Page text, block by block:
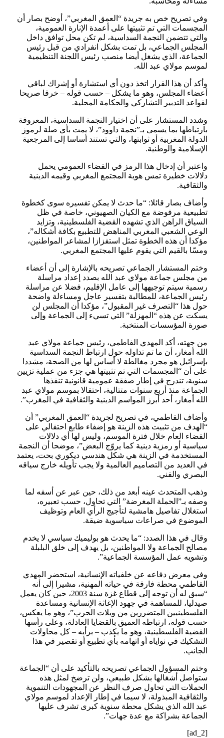
وفي تصريح خص به جريدة “العمق المغربي”، أوضح بصار أن
المجسمات التي تم تثبيتها على أعمدة الإنارة العمومية،
والتي تتضمن النجمة السداسية، لم تكن محل توافق داخل
المجلس الجماعي، بل تمت بشكل انفرادي من قبل رئيس
الجماعة، الذي يشغل أيضا منصب رئيس اللجنة التنظيمية
لموسم مولاي عبد الله.
وأكد أن هذا القرار اتخذ دون أي استشارة أو إشراك لباقي
أعضاء المجلس، وهو ما يشكل – حسب قوله – خرقا صريحا
لقواعد التدبير التشاركي والحكامة المحلية.
وشدد المستشار على أن اختيار النجمة السداسية، المعروفة
بارتباطها بما يسمى بـ”نجمة داوود”، لا يمت بأي صلة لرموز
الدولة المغربية أو ثوابتها، والتي تستند أساسا إلى المرجعية
الإسلامية والوطنية.
واعتبر أن إدخال هذا الرمز في الفضاء العمومي يحمل
دلالات خطيرة تمس هوية المجتمع المغربي وقيمه الدينية
والثقافية.
وأضاف بصار قائلا: “ما حدث لا يمكن تفسيره سوى كخطوة
تطبيعية مرفوضة مع الكيان الصهيوني، خاصة في ظل
السياق الراهن الذي تشهده القضية الفلسطينية، وتزايد
الوعي الشعبي المغربي المناهض للتطبيع بكافة أشكاله”،
مؤكدا أن هذه الخطوة تمثل استفزازا لمشاعر المواطنين،
ومسّا بالقيم التي يقوم عليها المجتمع المغربي.
وختم المستشار الجماعي تصريحه بالإشارة إلى أن أعضاء
من مجلس جماعة مولاي عبد الله بصدد إعداد مراسلة
رسمية سيتم توجيهها إلى عامل الإقليم، فضلا عن مراسلة
رئيس الجماعة، للمطالبة بتفسير عاجل ومساءلة واضحة
حول هذا “التصرف غير المقبول”، مؤكدا أن المجلس لن
يسكت عن هذه “المهزلة” التي تسيء إلى الجماعة وإلى
صورة المؤسسات المنتخبة.
من جهته، أكد المهدي الفاطمي، رئيس جماعة مولاي عبد
الله أمغار، أن ما تم تداوله حول ارتباط النجمة السداسية
بإسرائيل هو مجرد مغالطة لا أساس لها من الصحة، مشددا
على أن “المجسمات التي تم تثبيتها هي جزء من عملية تزيين
سنوية، تندرج في إطار صفقة عمومية قانونية تنفذها
الجماعة منذ أربع سنوات متتالية، احتفالا بموسم مولاي عبد
الله أمغار، أحد أبرز المواسم الدينية والثقافية في المغرب”.
وأضاف الفاطمي، في تصريح لجريدة “العمق المغربي” أن
“الهدف من تثبيت هذه الزينة هو إضفاء طابع احتفالي على
الفضاء العام خلال فترة الموسم، وليس لها أي دلالات
سياسية أو رمزية دينية كما يروّج البعض”، موضحا أن النجمة
المستخدمة في الزينة هي شكل هندسي ديكوري بحت، يعتمد
في العديد من التصاميم العالمية ولا يجب تأويله خارج سياقه
البصري والفني.
وذهب المتحدث عينه أبعد من ذلك، حين عبر عن أسفه لما
وصفه بـ”الحملة المغرضة” التي تحاول، حسب تعبيره،
استغلال تفاصيل هامشية لتأجيج الرأي العام وتوظيف
الموضوع في صراعات سياسوية ضيقة.
وقال في هذا الصدد: “ما يحدث هو بوليميك سياسي لا يخدم
مصالح الجماعة ولا المواطنين، بل يهدف إلى خلق البلبلة
وتشويه عمل المؤسسة الجماعية”.
وفي معرض دفاعه عن خلفياته الإنسانية، استحضر المهدي
الفاطمي محطة فارقة في حياته المهنية، مشيرا إلى أنه
“سبق له أن توجه إلى قطاع غزة سنة 2003، حين كان يعمل
صيدليا، للمساهمة في جهود الإغاثة الإنسانية ومساعدة
الفلسطينيين المتضررين من ويلات الحرب”، وهو ما يعكس،
حسب قوله، ارتباطه العميق بالقضايا العادلة، وعلى رأسها
القضية الفلسطينية، وهو ما يكذب – برأيه – كل محاولات
التشكيك في نواياه أو اتهامه بأي تطبيع أو تقصير في هذا
الجانب.
وختم المسؤول الجماعي تصريحه بالتأكيد على أن “الجماعة
ستواصل أشغالها بشكل طبيعي، ولن ترضخ لمثل هذه
الحملات التي تحاول صرف النظر عن المجهودات التنموية
والثقافية المبذولة، لا سيما في إطار الإعداد لموسم مولاي
عبد الله الذي يشكل محطة سنوية كبرى تشرف عليها
الجماعة بشراكة مع عدة جهات”.
[ad_2]